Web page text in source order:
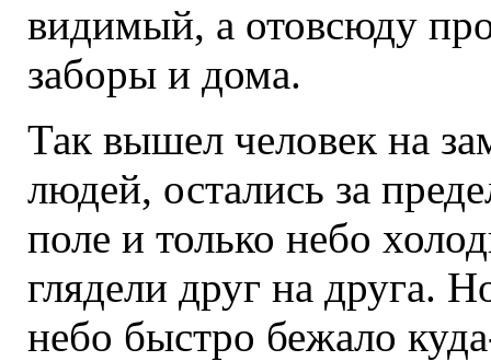
видимый, а отовсюду
заборы и дома.
Так вышел человек на
людей, остались за
поле и только небо
глядели друг на друга.
небо быстро бежало